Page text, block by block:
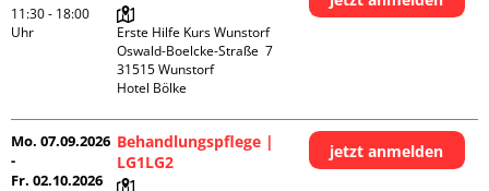
11:30 - 18:00
Uhr
Erste Hilfe Kurs Wunstorf
Oswald-Boelcke-Straße  7
31515 Wunstorf
Hotel Bölke
Mo. 07.09.2026
-
Fr. 02.10.2026
Behandlungspflege |
LG1LG2
jetzt anmelden